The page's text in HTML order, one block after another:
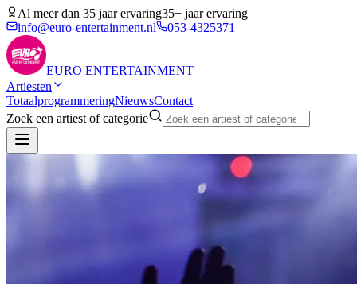
Al meer dan 35 jaar ervaring35+ jaar ervaring
info@euro-entertainment.nl
053-4325371
EURO ENTERTAINMENT
Artiesten
TotaalprogrammeringNieuwsContact
Zoek een artiest of categorie